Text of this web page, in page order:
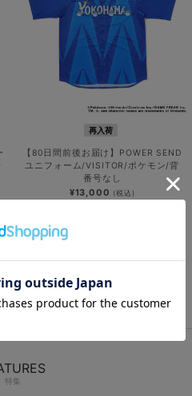
再入荷
【80日間前後お届け】POWER SEND
ユニフォーム/VISITOR/ポケモン/背
番号なし
¥13,000 (税込)
フォーム 圧着シート
特集